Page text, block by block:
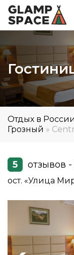
Отдых в России
Грозный »
5 отзывов -
ост. «Улица